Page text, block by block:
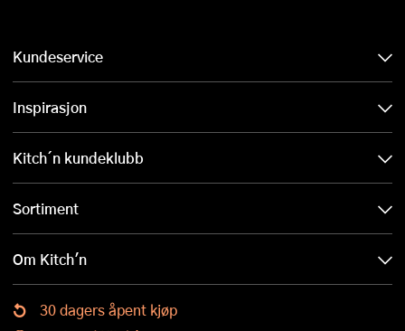
Kundeservice
Inspirasjon
Kitch´n kundeklubb
Sortiment
Om Kitch'n
30 dagers åpent kjøp